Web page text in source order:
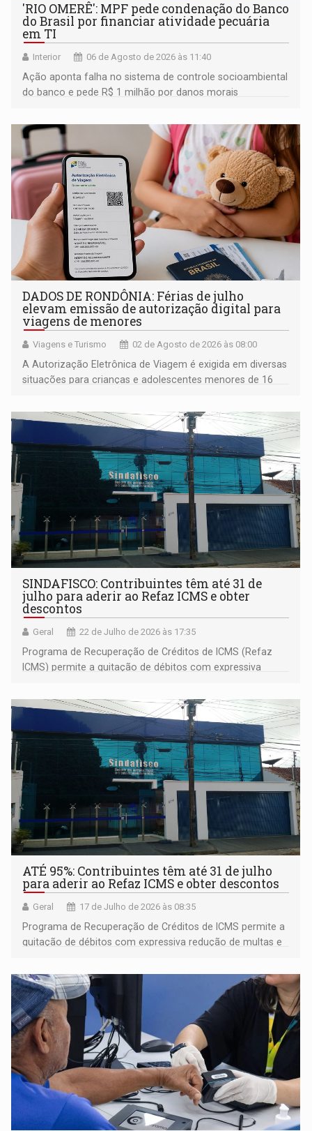
'RIO OMERÊ': MPF pede condenação do Banco
do Brasil por financiar atividade pecuária
em TI
Interior 06 de Agosto de 2026 às 11:40
Ação aponta falha no sistema de controle socioambiental
do banco e pede R$ 1 milhão por danos morais
DADOS DE RONDÔNIA: Férias de julho
elevam emissão de autorização digital para
viagens de menores
Viagens e Turismo 02 de Agosto de 2026 às 08:00
A Autorização Eletrônica de Viagem é exigida em diversas
situações para crianças e adolescentes menores de 16
SINDAFISCO: Contribuintes têm até 31 de
julho para aderir ao Refaz ICMS e obter
descontos
Geral 22 de Julho de 2026 às 17:35
Programa de Recuperação de Créditos de ICMS (Refaz
ICMS) permite a quitação de débitos com expressiva
ATÉ 95%: Contribuintes têm até 31 de julho
para aderir ao Refaz ICMS e obter descontos
Geral 17 de Julho de 2026 às 08:35
Programa de Recuperação de Créditos de ICMS permite a
quitação de débitos com expressiva redução de multas e